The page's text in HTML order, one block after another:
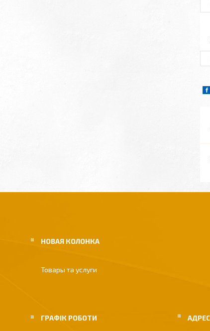
НОВАЯ КОЛОНКА
Товары та услуги
ГРАФІК РОБОТИ